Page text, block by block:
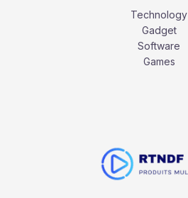
Technology
Gadget
Software
Games